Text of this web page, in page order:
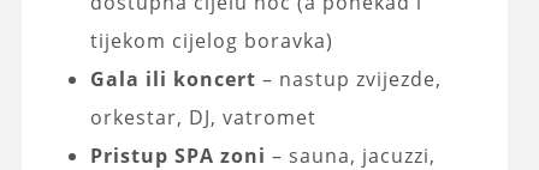
tijekom cijelog boravka)
Gala ili koncert – nastup zvijezde,
orkestar, DJ, vatromet
Pristup SPA zoni – sauna, jacuzzi,